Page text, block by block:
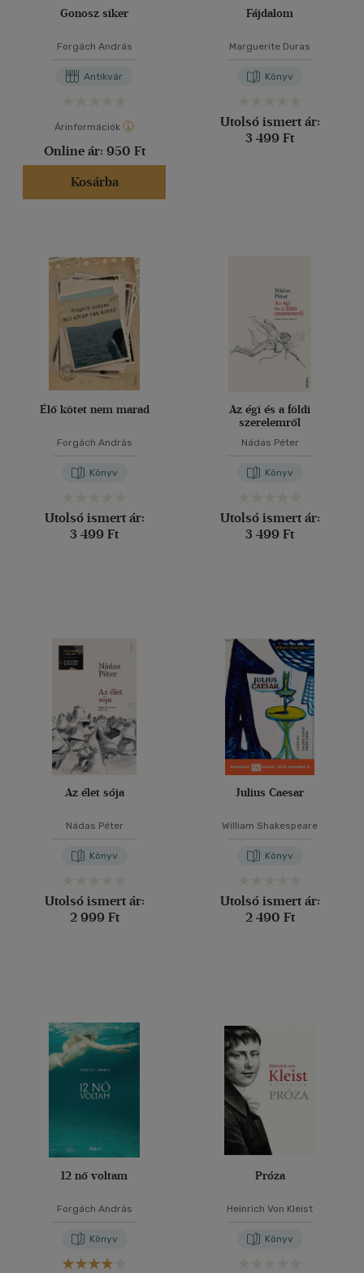
Gonosz siker
Forgách András
Antikvár
Árinformációk
Online ár: 950 Ft
Kosárba
Fájdalom
Marguerite Duras
Könyv
Utolsó ismert ár:
3 499 Ft
Élő kötet nem marad
Forgách András
Könyv
Utolsó ismert ár:
3 499 Ft
Az égi és a földi
szerelemről
Nádas Péter
Könyv
Utolsó ismert ár:
3 499 Ft
Az élet sója
Nádas Péter
Könyv
Utolsó ismert ár:
2 999 Ft
Julius Caesar
William Shakespeare
Könyv
Utolsó ismert ár:
2 490 Ft
12 nő voltam
Forgách András
Könyv
Próza
Heinrich Von Kleist
Könyv